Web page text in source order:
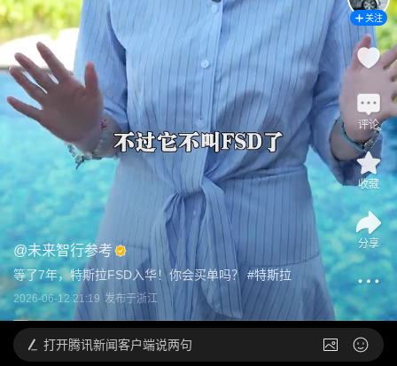
@未来智行参考
等了7年，特斯拉FSD入华！你会买单吗？ #特斯拉
2026-06-12 21:19 发布于浙江
关注
评论
收藏
分享
打开腾讯新闻客户端说两句